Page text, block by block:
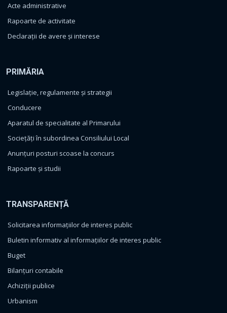
Acte administrative
Rapoarte de activitate
Declarații de avere și interese
PRIMĂRIA
Legislație, regulamente și strategii
Conducere
Aparatul de specialitate al Primarului
Sociețăți în subordinea Consiliului Local
Anunțuri posturi scoase la concurs
Rapoarte și studii
TRANSPARENȚĂ
Solicitarea informațiilor de interes public
Buletin informativ al informațiilor de interes public
Buget
Bilanțuri contabile
Achiziții publice
Urbanism